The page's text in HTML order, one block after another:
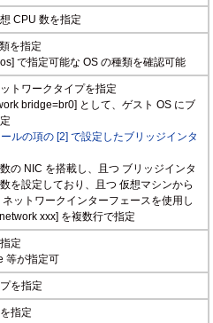
CPU 数を指定
を指定
で指定可能な OS の種類を確認可能
トワークタイプを指定
bridge=br0] として、ゲスト OS にブ
ルの項の [2] で設定したブリッジインタ
の NIC を搭載し、且つ ブリッジインタ
を設定しており、且つ 仮想マシンから
ネットワークインターフェースを使用し
xxx] を複数行で指定
定
等が指定可
を指定
指定